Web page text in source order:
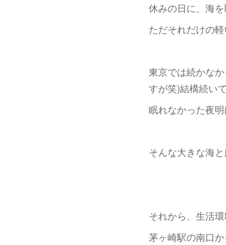
休みの日に、海を
ただそれだけの
東京では続かな
すが笑)結構続いて
眠れなかった夜
そんな大きな海
それから、生活
茅ヶ崎駅の南口